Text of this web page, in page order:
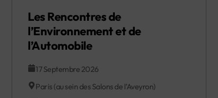
Les Rencontres de
l’Environnement et de
l’Automobile
17 Septembre 2026
Paris (au sein des Salons de l’Aveyron)